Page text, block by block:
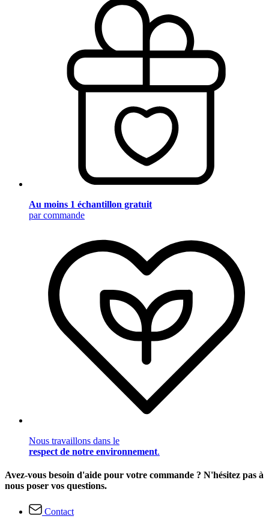
Au moins 1 échantillon gratuit
par commande
Nous travaillons dans le
respect de notre environnement.
Avez-vous besoin d'aide pour votre commande ? N'hésitez pas à
nous poser vos questions.
Contact